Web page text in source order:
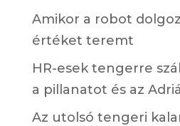
Amikor a robot
értéket teremt
HR-esek tengerre
a pillanatot és az
Az utolsó tengeri